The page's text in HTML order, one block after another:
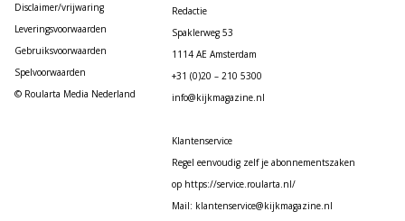
Disclaimer/vrijwaring
Leveringsvoorwaarden
Gebruiksvoorwaarden
Spelvoorwaarden
© Roularta Media Nederland
Redactie
Spaklerweg 53
1114 AE Amsterdam
+31 (0)20 – 210 5300
info@kijkmagazine.nl
Klantenservice
Regel eenvoudig zelf je abonnementszaken
op https://service.roularta.nl/
Mail: klantenservice@kijkmagazine.nl